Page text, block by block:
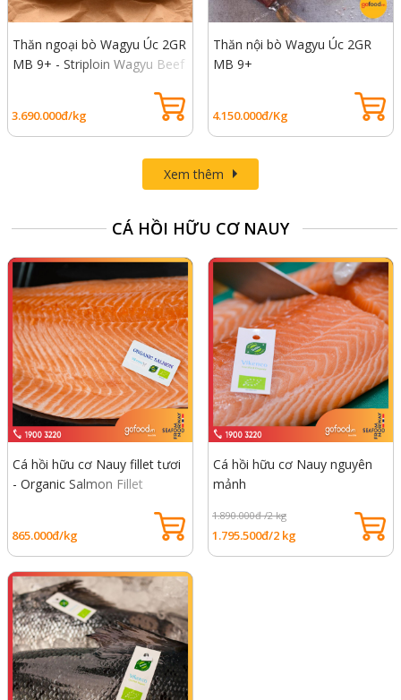
Thăn ngoại bò Wagyu Úc 2GR
MB 9+ - Striploin Wagyu Beef
3.690.000đ/kg
Thăn nội bò Wagyu Úc 2GR
MB 9+
4.150.000đ/Kg
Xem thêm
CÁ HỒI HỮU CƠ NAUY
Cá hồi hữu cơ Nauy fillet tươi
- Organic Salmon Fillet
865.000đ/kg
Cá hồi hữu cơ Nauy nguyên
mảnh
1.890.000đ /2 kg
1.795.500đ/2 kg